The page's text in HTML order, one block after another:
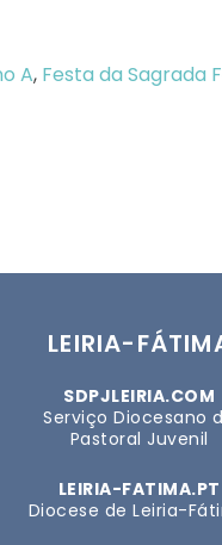
A, Festa da Sagrada
LEIRIA-
SDPJLEIRIA.COM
Serviço Diocesano
Pastoral Juvenil
LEIRIA-FATIMA.PT
Diocese de Leiria-